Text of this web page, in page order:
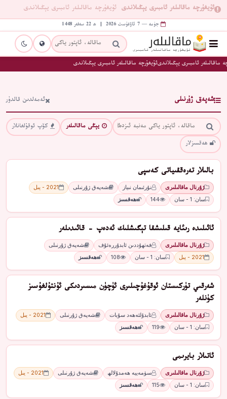
ئۇيغۇرچە ماقالىلەر ئامبىرى يېڭىلاندى ئۇيغۇرچە ماقالىلەر ئامبىرى يېڭىلاندى
جۈمە — 7 ئاۋغۇست 2026 | ھ 22 سەفەر 1448
ماقالىلەر ئامبىرى يېڭىلاندىئۇيغۇرچە ماقالىلەر ئامبىرى يېڭىلاندى
شەپەق ژۇرنىلى ئەمەلدىن قالدۇر
يېڭى ماقالىلەر
كۆپ ئوقۇلغانلار
ھەقسىزلار
بالىلار تەرەققىياتى كەسپى
ژۇرنال ماقالىلىرى نۇرئىمان نىياز شەپەق ژۇرنىلى
2021 - يىل
سان: 1 - سان
144 ھەقسىز
ئائىلىدە رىئايە قىلىشقا تېگىشلىك ئەدەپ - قائىدىلەر
ژۇرنال ماقالىلىرى فەتھۇددىن ئابدۇررەئۇف
شەپەق ژۇرنىلى
2021 - يىل
سان: 1 - سان 108 ھەقسىز
شەرقىي تۈركىستان ئوقۇغۇچىلىرى ئۈچۈن مىسىردىكى ئۇنتۇلغۇسىز
كۈنلەر
ژۇرنال ماقالىلىرى ئابدۇلئەھەد سۇبات شەپەق ژۇرنىلى
2021 - يىل
سان: 1 - سان
119 ھەقسىز
ئاتىلار بايرىمى
ژۇرنال ماقالىلىرى سۈمەييە ھەمدۇلالھ شەپەق ژۇرنىلى
2021 - يىل
سان: 1 - سان
115 ھەقسىز